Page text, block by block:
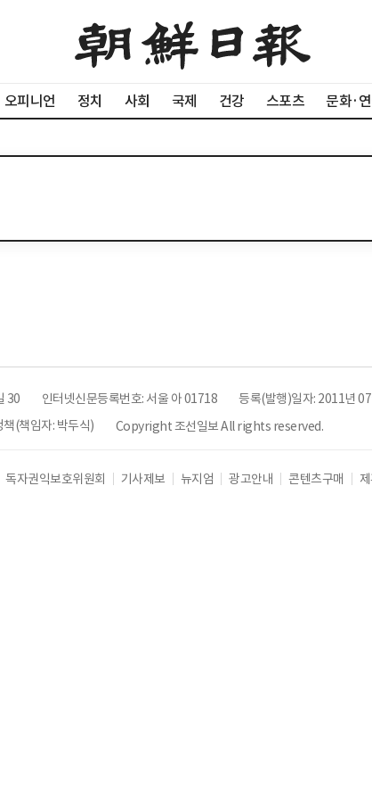
오피니언 정치 사회 국제 건강 스포츠 문화·
30 인터넷신문등록번호: 서울 아 01718 등록(발행)일자: 2011년
(책임자: 박두식) Copyright 조선일보 All rights reserved.
독자권익보호위원회 기사제보 뉴지엄 광고안내 콘텐츠구매